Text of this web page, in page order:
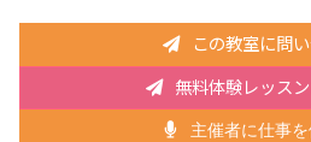
この教室に問
無料体験レッス
主催者に仕事